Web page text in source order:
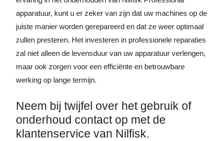
apparatuur, kunt u er zeker van zijn dat uw machines op de
juiste manier worden gerepareerd en dat ze weer optimaal
zullen presteren. Het investeren in professionele reparaties
zal niet alleen de levensduur van uw apparatuur verlengen,
maar ook zorgen voor een efficiënte en betrouwbare
werking op lange termijn.
Neem bij twijfel over het gebruik of
onderhoud contact op met de
klantenservice van Nilfisk.